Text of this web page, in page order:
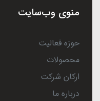
منوی وب‌سایت
حوزه فعالیت
محصولات
ارکان شرکت
درباره ما